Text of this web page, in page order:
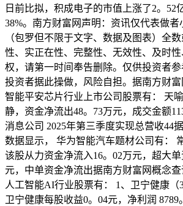
日前比拟，积成电子的市值上涨了2。52
38%。南方财富网声明：资讯仅代表做
（包罗但不限于文字、数据及图表）全
性、实正在性、完整性、无效性、及时
权，请第一时间奉告删除。仅供投资者参
投资者据此操做，风险自担。据南方财富
智能平安芯片行业上市公司股票有： 天
静，资金净流出48。73万元，成交金额
消息公司 2025年第三季度实现总营收44
数据显示， 华为智能汽车题材公司有：
该股从力资金净流入16。02万元，超大
元，中单资金净流出据南方财富网概念查
人工智能AI行业股票有： 1、卫宁健康（
卫宁健康每股收益0。04元，净利润 8789